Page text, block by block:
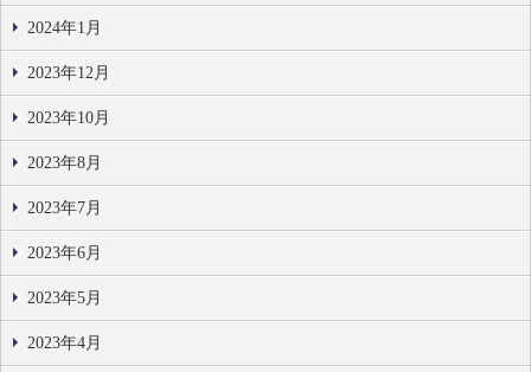
2024年1月
2023年12月
2023年10月
2023年8月
2023年7月
2023年6月
2023年5月
2023年4月